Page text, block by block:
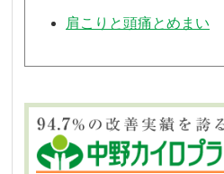
肩こりと頭痛とめまい